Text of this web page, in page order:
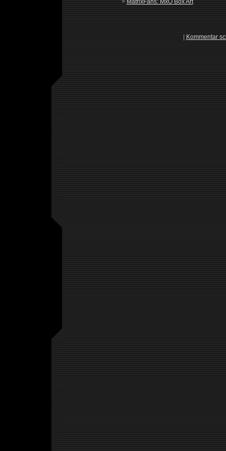
> MatrixFans: MxO Box Art
Kommentar